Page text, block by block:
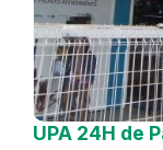
UPA 24H de